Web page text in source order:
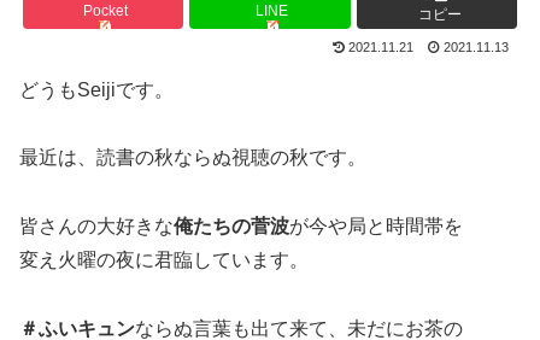
Pocket LINE コピー
2021.11.21 2021.11.13
どうもSeijiです。
最近は、読書の秋ならぬ視聴の秋です。
皆さんの大好きな俺たちの菅波が今や局と時間帯を
変え火曜の夜に君臨しています。
＃ふいキュンならぬ言葉も出て来て、未だにお茶の